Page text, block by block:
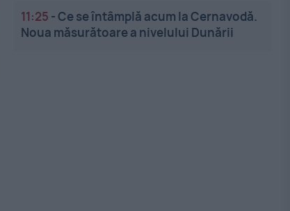
11:25 -Ce se întâmplă acum la Cernavodă.
Noua măsurătoare a nivelului Dunării